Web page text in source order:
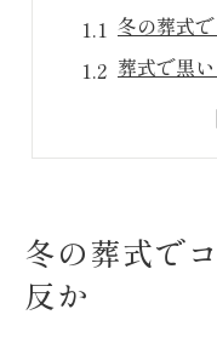
冬の葬式
葬式で黒
受付前で
寒い葬儀参列
冬の葬式
冬の葬式で
反か